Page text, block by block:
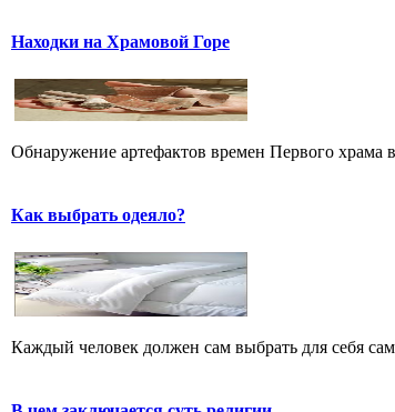
Находки на Храмовой Горе
Обнаружение артефактов времен Первого храма
Как выбрать одеяло?
Каждый человек должен сам выбрать для себя